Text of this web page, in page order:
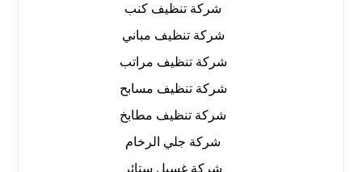
شركة تنظيف كنب
شركة تنظيف مباني
شركة تنظيف مراتب
شركة تنظيف مسابح
شركة تنظيف مطابخ
شركة جلي الرخام
شركة غسيل ستائر